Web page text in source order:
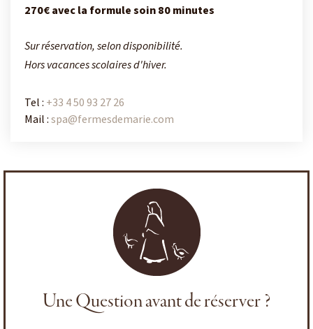
270€ avec la formule soin 80 minutes
Sur réservation, selon disponibilité.
Hors vacances scolaires d'hiver.
Tel : +33 4 50 93 27 26
Mail :spa@fermesdemarie.com
Une Question avant de réserver ?